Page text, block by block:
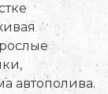
автополива.